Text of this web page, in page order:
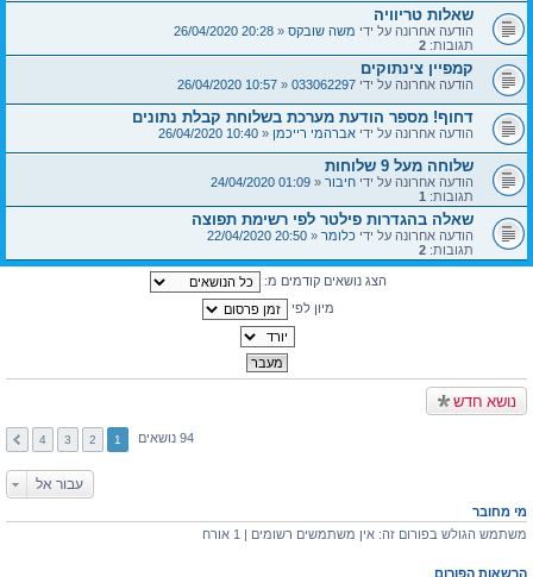
שאלות טריוויה
הודעה אחרונה על ידי משה שובקס «
20:28 26/04/2020
תגובות: 2
קמפיין צינתוקים
הודעה אחרונה על ידי 033062297
«
10:57 26/04/2020
דחוף! מספר הודעת מערכת בשלוחת קבלת נתונים
הודעה אחרונה על ידי אברהמי רייכמן «
10:40 26/04/2020
שלוחה מעל 9 שלוחות
הודעה אחרונה על ידי חיבור «
01:09 24/04/2020
תגובות: 1
שאלה בהגדרות פילטר לפי רשימת תפוצה
הודעה אחרונה על ידי כלומר «
20:50 22/04/2020
תגובות: 2
הצג נושאים קודמים מ:
מיון לפי
נושא חדש
94 נושאים 1
2
3
4
עבור אל
מי מחובר
משתמש הגולש בפורום זה: אין משתמשים רשומים | 1 אורח
הרשאות הפורום